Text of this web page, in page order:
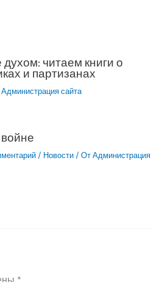
читаем книги о
и партизанах
Администрация сайта
войне
/ Новости/ От Администрация
*